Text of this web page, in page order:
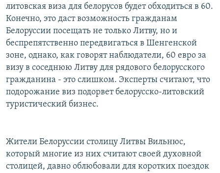
литовская виза для белорусов будет обходиться в 60.
Конечно, это даст возможность гражданам
Белоруссии посещать не только Литву, но и
беспрепятственно передвигаться в Шенгенской
зоне, однако, как говорят наблюдатели, 60 евро за
визу в соседнюю Литву для рядового белорусского
гражданина - это слишком. Эксперты считают, что
подорожание виз подорвет белорусско-литовский
туристический бизнес.
Жители Белоруссии столицу Литвы Вильнюс,
который многие из них считают своей духовной
столицей, давно облюбовали для коротких поездок